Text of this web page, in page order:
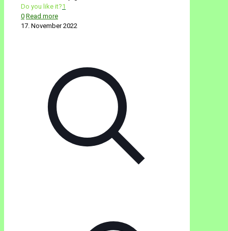
Do you like it?1
0 Read more
17. November 2022